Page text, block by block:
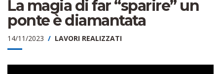
La magia di far “sparire” un
ponte è diamantata
14/11/2023 LAVORI REALIZZATI